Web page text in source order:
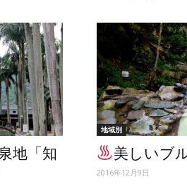
地「知
地域別
美しいブ
2016年12月9日